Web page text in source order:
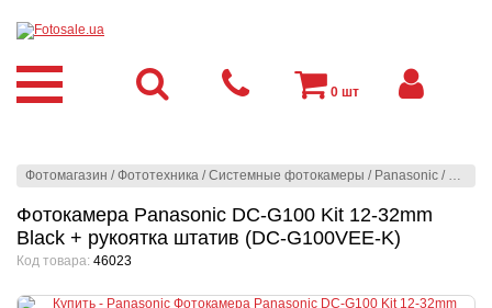
Фотомагазин /Фототехника /Системные фотокамеры / Panasonic /
Фотокамера Panasonic DC-G100 Kit 12-32mm
Black + рукоятка штатив (DC-G100VEE-K)
Код товара: 46023
0 шт